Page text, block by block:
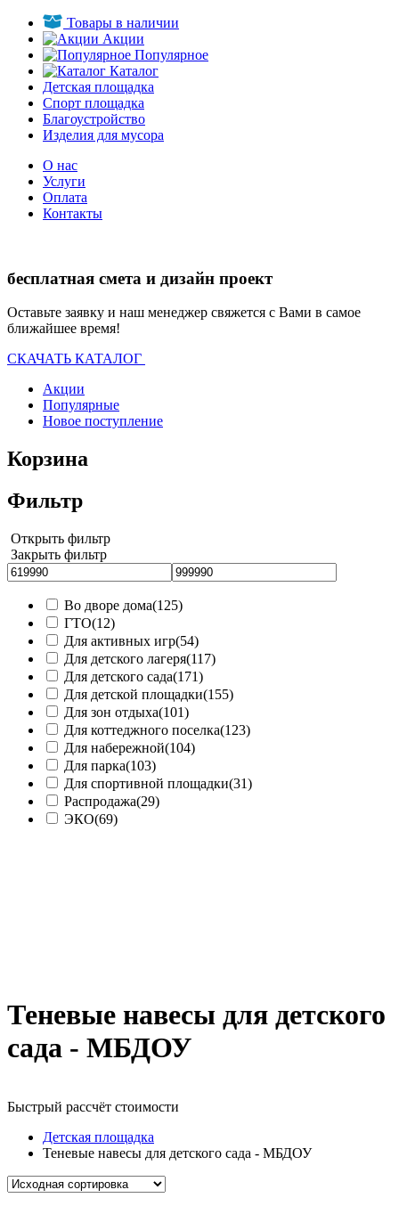
Товары в наличии
Акции
Популярное
Каталог
Детская площадка
Спорт площадка
Благоустройство
Изделия для мусора
О нас
Услуги
Оплата
Контакты
бесплатная смета и дизайн проект
Оставьте заявку и наш менеджер свяжется с Вами в самое
ближайшее время!
СКАЧАТЬ КАТАЛОГ
Акции
Популярные
Новое поступление
Корзина
Фильтр
Открыть фильтр
Закрыть фильтр
Во дворе дома(125)
ГТО(12)
Для активных игр(54)
Для детского лагеря(117)
Для детского сада(171)
Для детской площадки(155)
Для зон отдыха(101)
Для коттеджного поселка(123)
Для набережной(104)
Для парка(103)
Для спортивной площадки(31)
Распродажа(29)
ЭКО(69)
Теневые навесы для детского
сада - МБДОУ
Быстрый рассчёт стоимости
Детская площадка
Теневые навесы для детского сада - МБДОУ